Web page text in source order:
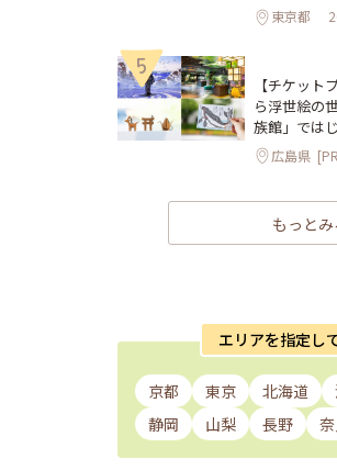
東京都
5
【チケット
ら浮世絵の
族館」では
広島県
もっとみ
エリアを指定し
京都 東京 北海道
静岡
山梨 長野